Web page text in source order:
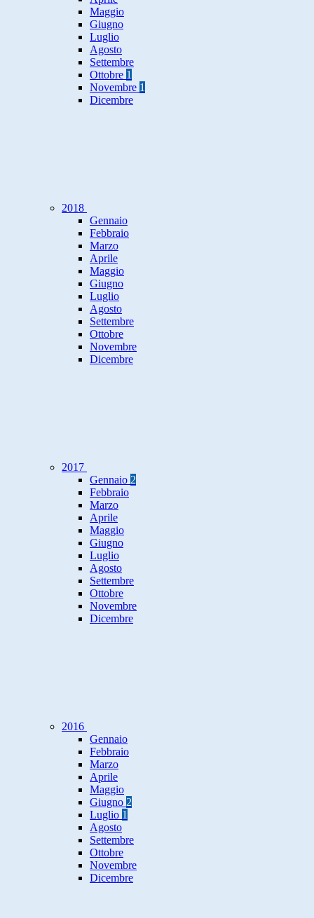
Maggio
Giugno
Luglio
Agosto
Settembre
Ottobre 1
Novembre 1
Dicembre
2018
Gennaio
Febbraio
Marzo
Aprile
Maggio
Giugno
Luglio
Agosto
Settembre
Ottobre
Novembre
Dicembre
2017
Gennaio 2
Febbraio
Marzo
Aprile
Maggio
Giugno
Luglio
Agosto
Settembre
Ottobre
Novembre
Dicembre
2016
Gennaio
Febbraio
Marzo
Aprile
Maggio
Giugno 2
Luglio 1
Agosto
Settembre
Ottobre
Novembre
Dicembre